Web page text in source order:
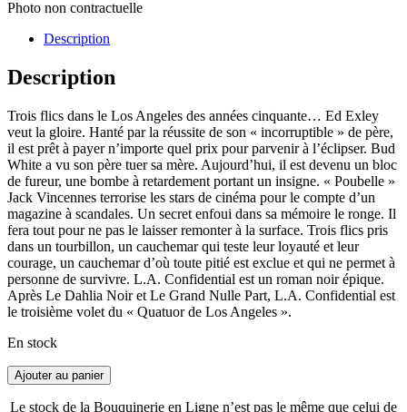
Photo non contractuelle
Description
Description
Trois flics dans le Los Angeles des années cinquante… Ed Exley
veut la gloire. Hanté par la réussite de son « incorruptible » de père,
il est prêt à payer n’importe quel prix pour parvenir à l’éclipser. Bud
White a vu son père tuer sa mère. Aujourd’hui, il est devenu un bloc
de fureur, une bombe à retardement portant un insigne. « Poubelle »
Jack Vincennes terrorise les stars de cinéma pour le compte d’un
magazine à scandales. Un secret enfoui dans sa mémoire le ronge. Il
fera tout pour ne pas le laisser remonter à la surface. Trois flics pris
dans un tourbillon, un cauchemar qui teste leur loyauté et leur
courage, un cauchemar d’où toute pitié est exclue et qui ne permet à
personne de survivre. L.A. Confidential est un roman noir épique.
Après Le Dahlia Noir et Le Grand Nulle Part, L.A. Confidential est
le troisième volet du « Quatuor de Los Angeles ».
En stock
Ajouter au panier
Le stock de la Bouquinerie en Ligne n’est pas le même que celui de